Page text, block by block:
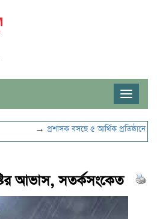
Toggle
→প্রশাসক বসছে ৫ আর্থিক প্রতিষ্ঠানে→
আভাস, সতর্কসংকেত